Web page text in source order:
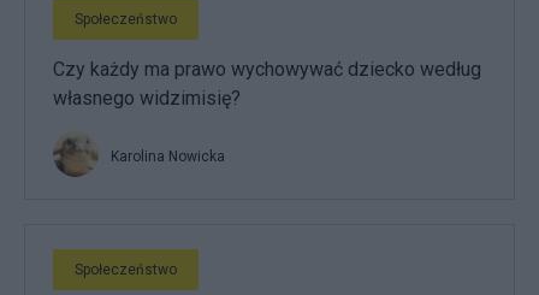
Społeczeństwo
Czy każdy ma prawo wychowywać dziecko według
własnego widzimisię?
Karolina Nowicka
Społeczeństwo